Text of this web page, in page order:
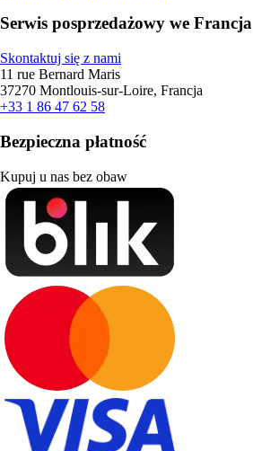
Serwis posprzedażowy we Francja
Skontaktuj się z nami
11 rue Bernard Maris
37270 Montlouis-sur-Loire, Francja
+33 1 86 47 62 58
Bezpieczna płatność
Kupuj u nas bez obaw